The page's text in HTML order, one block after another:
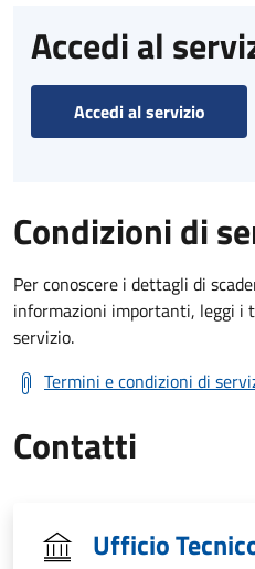
Accedi al
Accedi al servizio
Condizioni di
Per conoscere i dettagli di
informazioni importanti, leggi i
servizio.
Termini e condizioni di
Contatti
Ufficio